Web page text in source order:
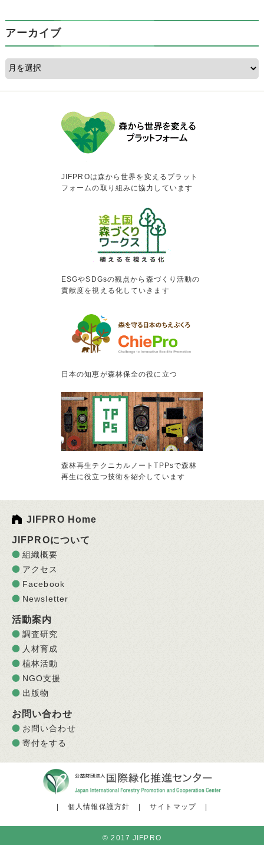
アーカイブ
JIFPROは森から世界を変えるプラット
フォームの取り組みに協力しています
ESGやSDGsの観点から森づくり活動の
貢献度を視える化していきます
日本の知恵が森林保全の役に立つ
森林再生テクニカルノートTPPsで森林
再生に役立つ技術を紹介しています
JIFPRO Home
JIFPROについて
組織概要
アクセス
Facebook
Newsletter
活動案内
調査研究
人材育成
植林活動
NGO支援
出版物
お問い合わせ
お問い合わせ
寄付をする
個人情報保護方針 サイトマップ
© 2017 JIFPRO